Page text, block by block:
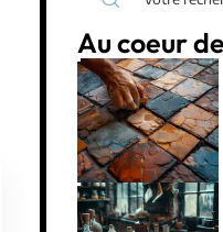
Au coeur